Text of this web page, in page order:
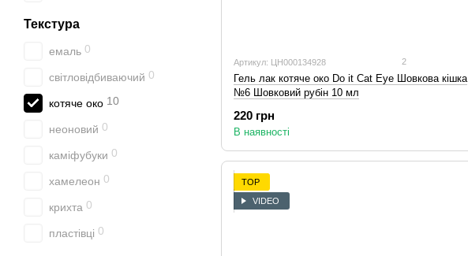
Артикул: ЦН000134928 2
Гель лак котяче око Do it Cat Eye Шовкова кішка
№6 Шовковий рубін 10 мл
220 грн
В наявності
TOP
VIDEO
Текстура
емаль 0
світловідбиваючий 0
котяче око 10
неоновий 0
каміфубуки 0
хамелеон 0
крихта 0
пластівці 0